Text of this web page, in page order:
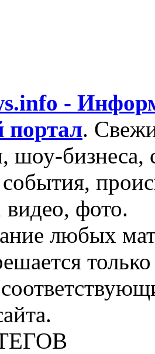
-
портал.
шоу-бизнеса,
видео, фото.
любых